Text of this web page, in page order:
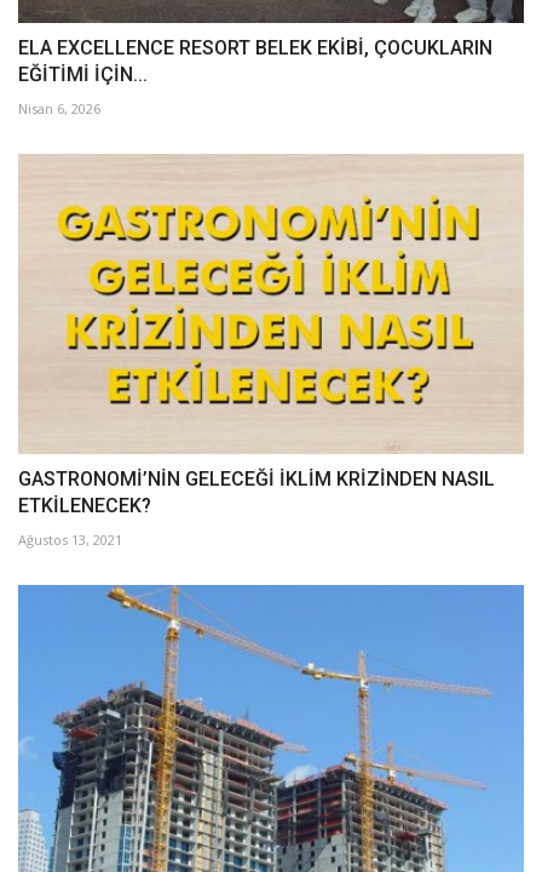
ELA EXCELLENCE RESORT BELEK EKİBİ, ÇOCUKLARIN
EĞİTİMİ İÇİN...
Nisan 6, 2026
GASTRONOMİ’NİN GELECEĞİ İKLİM KRİZİNDEN NASIL
ETKİLENECEK?
Ağustos 13, 2021